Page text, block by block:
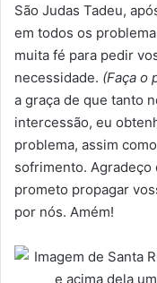
São Judas Tadeu,
em todos os
muita fé para pedir
necessidade. (Faça o
a graça de que tanto
intercessão, eu
problema, assim
sofrimento.
prometo propagar
por nós. Amém!